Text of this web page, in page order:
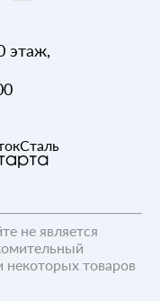
этаж,
не является
некоторых товаров